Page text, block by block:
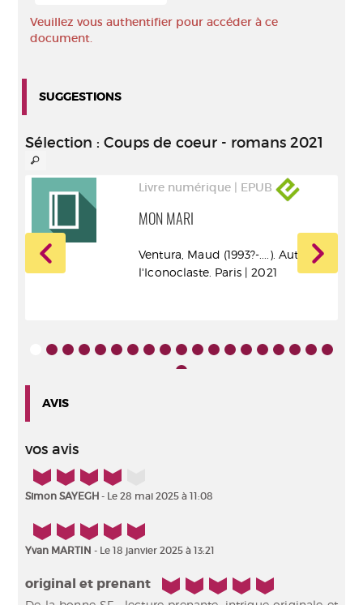
Veuillez vous authentifier pour accéder à ce
document.
SUGGESTIONS
Sélection : Coups de coeur - romans 2021
Livre numérique | EPUB
MON MARI
Ventura, Maud (1993?-....). Auteur
l'Iconoclaste. Paris | 2021
AVIS
vos avis
4/5
Simon SAYEGH - Le 28 mai 2025 à 11:08
5/5
Yvan MARTIN - Le 18 janvier 2025 à 13:21
original et prenant 5/5